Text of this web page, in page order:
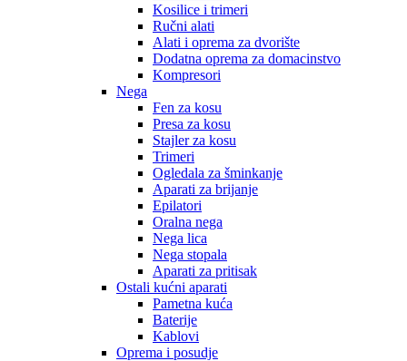
Kosilice i trimeri
Ručni alati
Alati i oprema za dvorište
Dodatna oprema za domacinstvo
Kompresori
Nega
Fen za kosu
Presa za kosu
Stajler za kosu
Trimeri
Ogledala za šminkanje
Aparati za brijanje
Epilatori
Oralna nega
Nega lica
Nega stopala
Aparati za pritisak
Ostali kućni aparati
Pametna kuća
Baterije
Kablovi
Oprema i posudje